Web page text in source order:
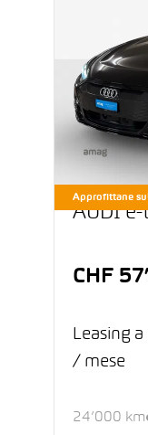
Approfittane
AUDI
CHF
Leasing
/ mese
24’000 km